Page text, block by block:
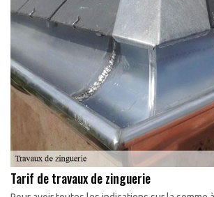
Tarif de travaux de zinguerie